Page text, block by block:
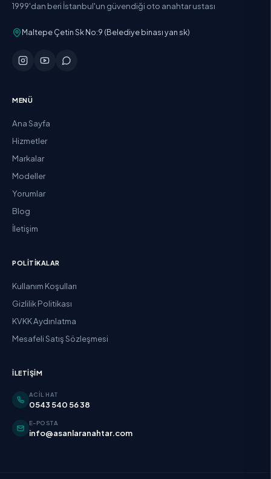
1999'dan beri İstanbul'un güvendiği oto anahtar ustası
Maltepe Çetin Sk No:9 (Belediye binası yan sk)
MENÜ
Ana Sayfa
Hizmetler
Markalar
Modeller
Yorumlar
Blog
İletişim
POLITIKALAR
Kullanım Koşulları
Gizlilik Politikası
KVKK Aydınlatma
Mesafeli Satış Sözleşmesi
İLETIŞIM
ACIL HAT
0543 540 56 38
E-POSTA
info@asanlaranahtar.com